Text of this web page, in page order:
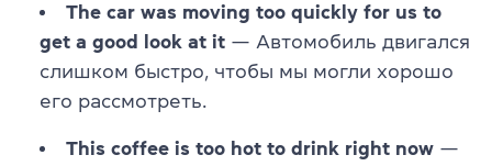
The car was moving too quickly for us to
get a good look at it — Автомобиль двигался
слишком быстро, чтобы мы могли хорошо
его рассмотреть.
This coffee is too hot to drink right now —